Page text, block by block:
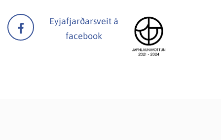
Eyjafjarðarsveit á
facebook